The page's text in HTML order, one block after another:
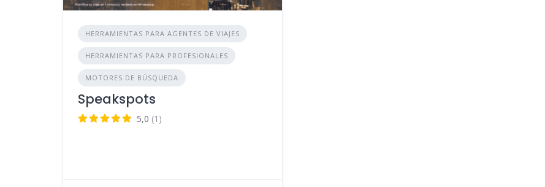
HERRAMIENTAS PARA AGENTES DE VIAJES
HERRAMIENTAS PARA PROFESIONALES
MOTORES DE BÚSQUEDA
Speakspots
5,0 (1)